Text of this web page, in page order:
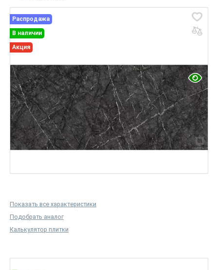
Распродажа
В наличии
Акция
Показать все характеристики
Подобрать аналог
Калькулятор плитки